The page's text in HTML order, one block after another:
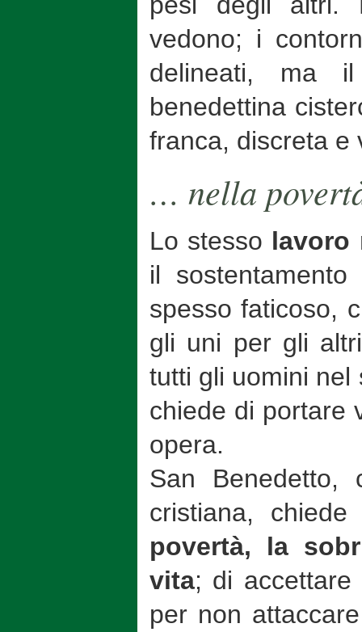
vedono; i
delineati, ma
benedettina
franca, discreta e
… nella
Lo stesso lavoro
il
spesso faticoso,
gli uni per gli
tutti gli uomini nel
chiede di portare
opera.
San Benedetto,
cristiana,
povertà, la
vita; di
per non